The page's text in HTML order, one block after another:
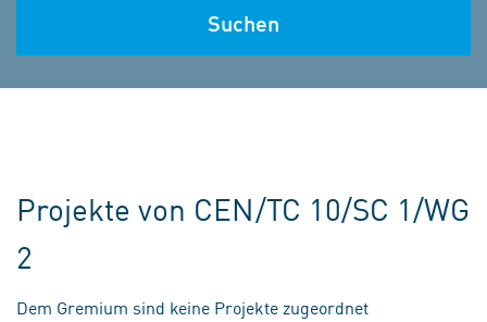
Suchen
Projekte von CEN/TC 10/SC 1/WG
2
Dem Gremium sind keine Projekte zugeordnet